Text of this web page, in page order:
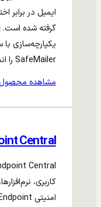
ایمیل در برابر
یکپارچه‌سازی با
SafeMailer را انجام می‌دهد.
مشاهده
Central
کاربری،